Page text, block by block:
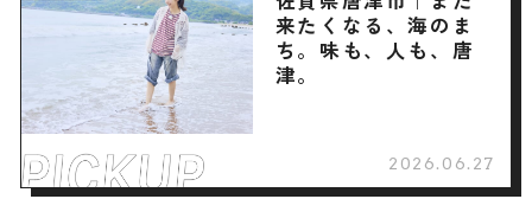
来たくなる、海のま
ち。味も、人も、唐
津。
2026.06.27